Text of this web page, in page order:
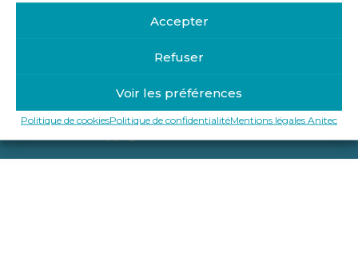
Accepter
Refuser
Voir les préférences
Politique de cookiesPolitique de confidentialitéMentions légales Anitec
Mentions légales Anitec
Politique de confidentialité
Politique de cookies